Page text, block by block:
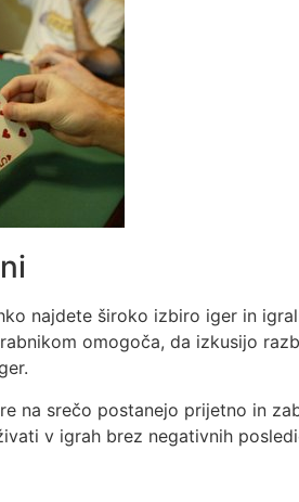
najdete široko izbiro iger in
omogoča, da izkusijo
na srečo postanejo prijetno in
v igrah brez negativnih